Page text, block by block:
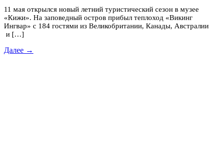
11 мая открылся новый летний туристический сезон в музее
«Кижи». На заповедный остров прибыл теплоход «Викинг
Ингвар» с 184 гостями из Великобритании, Канады, Австралии
и […]
Далее →